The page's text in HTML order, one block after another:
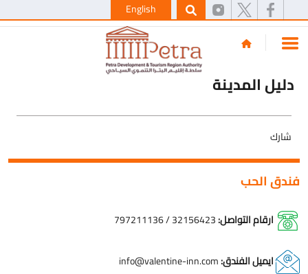
English
دليل المدينة
شارك
فندق الحب
ارقام التواصل:32156423
/
797211136
ايميل الفندق:info@valentine-inn.com